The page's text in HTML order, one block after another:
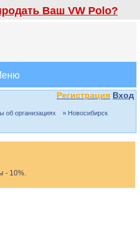
Ваш VW Polo?
Регистрация Вход
об организациях
» Новосибирск
- 10%.